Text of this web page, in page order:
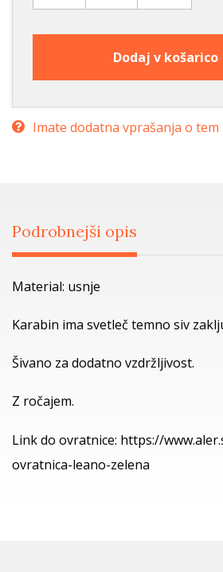
Dodaj v košarico
Imate dodatna vprašanja o
Podrobnejši opis
Material: usnje
Karabin ima svetleč temno siv
Šivano za dodatno vzdržljivost.
Z ročajem.
Link do ovratnice: https://
ovratnica-leano-zelena